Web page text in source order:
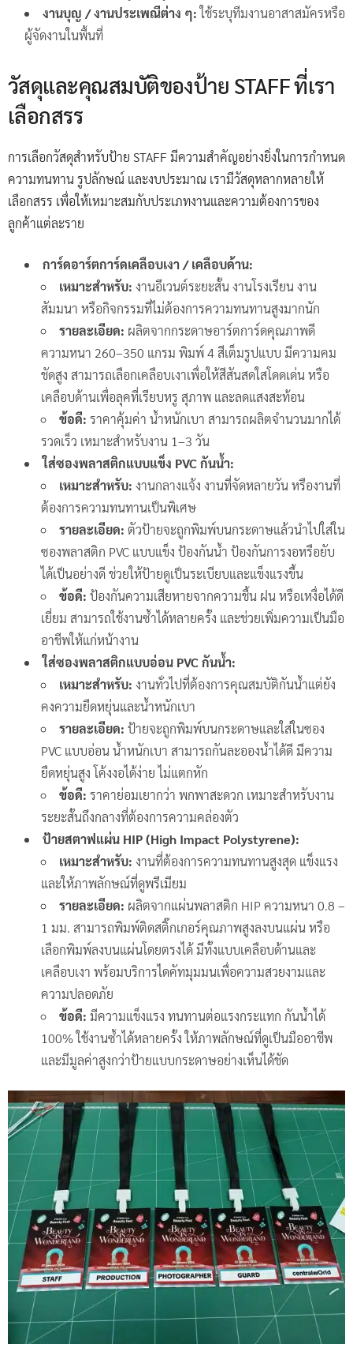
งานบุญ / งานประเพณีต่าง ๆ:ใช้ระบุทีมงานอาสาสมัครหรือ
ผู้จัดงานในพื้นที่
วัสดุและคุณสมบัติของป้าย STAFF ที่เรา
เลือกสรร
การเลือกวัสดุสำหรับป้าย STAFF มีความสำคัญอย่างยิ่งในการกำหนด
ความทนทาน รูปลักษณ์ และงบประมาณ เรามีวัสดุหลากหลายให้
เลือกสรร เพื่อให้เหมาะสมกับประเภทงานและความต้องการของ
ลูกค้าแต่ละราย
การ์ดอาร์ตการ์ดเคลือบเงา / เคลือบด้าน:
เหมาะสำหรับ: งานอีเวนต์ระยะสั้น งานโรงเรียน งาน
สัมมนา หรือกิจกรรมที่ไม่ต้องการความทนทานสูงมากนัก
รายละเอียด: ผลิตจากกระดาษอาร์ตการ์ดคุณภาพดี
ความหนา 260–350 แกรม พิมพ์ 4 สีเต็มรูปแบบ มีความคม
ชัดสูง สามารถเลือกเคลือบเงาเพื่อให้สีสันสดใสโดดเด่น หรือ
เคลือบด้านเพื่อลุคที่เรียบหรู สุภาพ และลดแสงสะท้อน
ข้อดี: ราคาคุ้มค่า น้ำหนักเบา สามารถผลิตจำนวนมากได้
รวดเร็ว เหมาะสำหรับงาน 1–3 วัน
ใส่ซองพลาสติกแบบแข็ง PVC กันน้ำ:
เหมาะสำหรับ: งานกลางแจ้ง งานที่จัดหลายวัน หรืองานที่
ต้องการความทนทานเป็นพิเศษ
รายละเอียด: ตัวป้ายจะถูกพิมพ์บนกระดาษแล้วนำไปใส่ใน
ซองพลาสติก PVC แบบแข็ง ป้องกันน้ำ ป้องกันการงอหรือยับ
ได้เป็นอย่างดี ช่วยให้ป้ายดูเป็นระเบียบและแข็งแรงขึ้น
ข้อดี: ป้องกันความเสียหายจากความชื้น ฝน หรือเหงื่อได้ดี
เยี่ยม สามารถใช้งานซ้ำได้หลายครั้ง และช่วยเพิ่มความเป็นมือ
อาชีพให้แก่หน้างาน
ใส่ซองพลาสติกแบบอ่อน PVC กันน้ำ:
เหมาะสำหรับ: งานทั่วไปที่ต้องการคุณสมบัติกันน้ำแต่ยัง
คงความยืดหยุ่นและน้ำหนักเบา
รายละเอียด: ป้ายจะถูกพิมพ์บนกระดาษและใส่ในซอง
PVC แบบอ่อน น้ำหนักเบา สามารถกันละอองน้ำได้ดี มีความ
ยืดหยุ่นสูง โค้งงอได้ง่าย ไม่แตกหัก
ข้อดี: ราคาย่อมเยากว่า พกพาสะดวก เหมาะสำหรับงาน
ระยะสั้นถึงกลางที่ต้องการความคล่องตัว
ป้ายสตาฟแผ่น HIP (High Impact Polystyrene):
เหมาะสำหรับ: งานที่ต้องการความทนทานสูงสุด แข็งแรง
และให้ภาพลักษณ์ที่ดูพรีเมียม
รายละเอียด: ผลิตจากแผ่นพลาสติก HIP ความหนา 0.8 –
1 มม. สามารถพิมพ์ติดสติ๊กเกอร์คุณภาพสูงลงบนแผ่น หรือ
เลือกพิมพ์ลงบนแผ่นโดยตรงได้ มีทั้งแบบเคลือบด้านและ
เคลือบเงา พร้อมบริการไดคัทมุมมนเพื่อความสวยงามและ
ความปลอดภัย
ข้อดี: มีความแข็งแรง ทนทานต่อแรงกระแทก กันน้ำได้
100% ใช้งานซ้ำได้หลายครั้ง ให้ภาพลักษณ์ที่ดูเป็นมืออาชีพ
และมีมูลค่าสูงกว่าป้ายแบบกระดาษอย่างเห็นได้ชัด